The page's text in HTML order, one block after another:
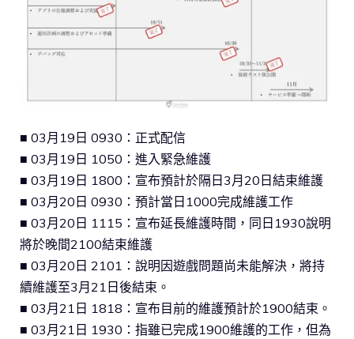
■ 03月19日 0930：正式配信
■ 03月19日 1050：進入緊急維護
■ 03月19日 1800：宣布預計於隔日3月20日結束維護
■ 03月20日 0930：預計當日1000完成維護工作
■ 03月20日 1115：宣布延長維護時間，同日1930說明
將於晚間2100結束維護
■ 03月20日 2101：說明因遊戲問題尚未能解決，將持
續維護至3月21日後結束。
■ 03月21日 1818：宣布目前的維護預計於1900結束。
■ 03月21日 1930：指雖已完成1900維護的工作，但為